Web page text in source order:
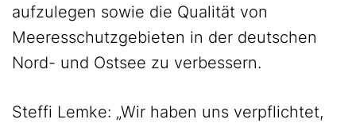
aufzulegen sowie die Qualität von
Meeresschutzgebieten in der deutschen
Nord- und Ostsee zu verbessern.
Steffi Lemke: „Wir haben uns verpflichtet,